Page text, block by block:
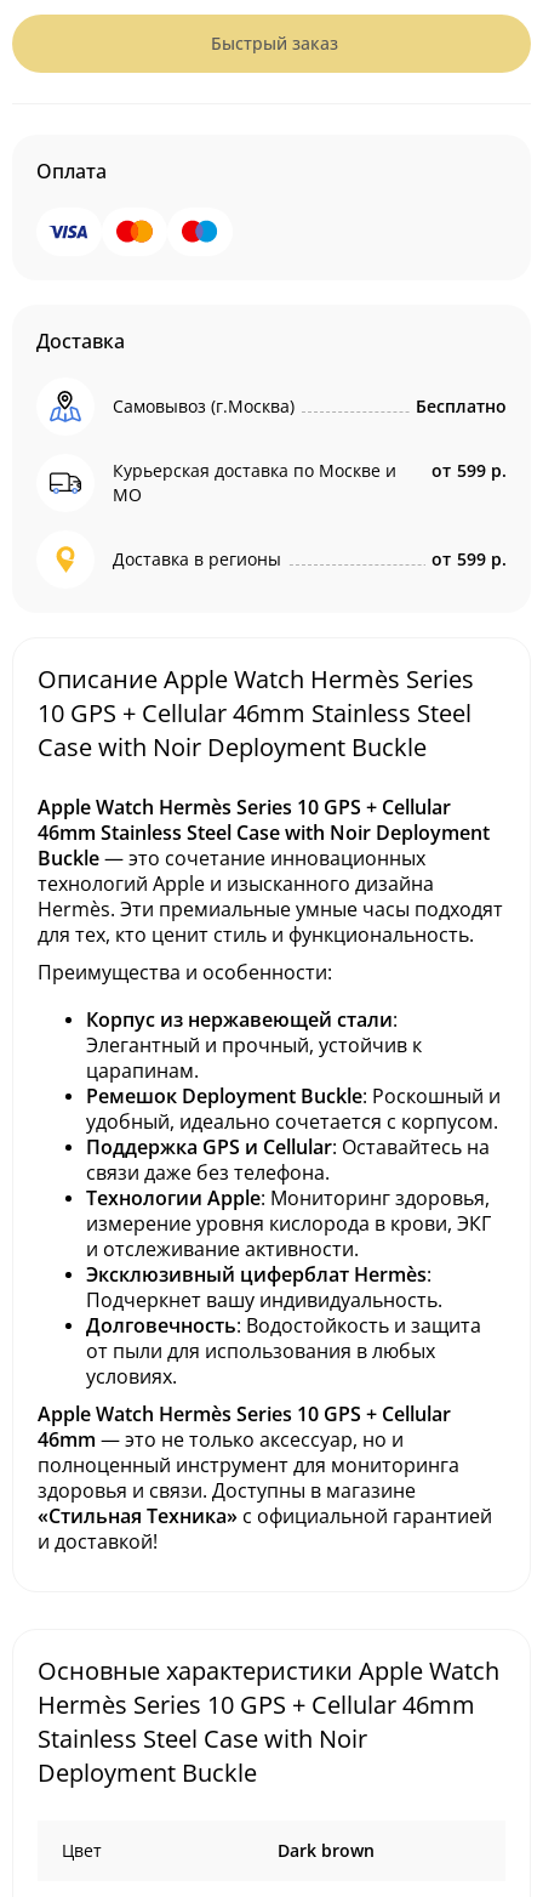
Быстрый заказ
Оплата
Доставка
Самовывоз (г.Москва) Бесплатно
Курьерская доставка по Москве и
МО
от 599 р.
Доставка в регионы от 599 р.
Описание Apple Watch Hermès Series
10 GPS + Cellular 46mm Stainless Steel
Case with Noir Deployment Buckle
Apple Watch Hermès Series 10 GPS + Cellular
46mm Stainless Steel Case with Noir Deployment
Buckle— это сочетание инновационных
технологий Apple и изысканного дизайна
Hermès. Эти премиальные умные часы подходят
для тех, кто ценит стиль и функциональность.
Преимущества и особенности:
Корпус из нержавеющей стали:
Элегантный и прочный, устойчив к
царапинам.
Ремешок Deployment Buckle: Роскошный и
удобный, идеально сочетается с корпусом.
Поддержка GPS и Cellular: Оставайтесь на
связи даже без телефона.
Технологии Apple: Мониторинг здоровья,
измерение уровня кислорода в крови, ЭКГ
и отслеживание активности.
Эксклюзивный циферблат Hermès:
Подчеркнет вашу индивидуальность.
Долговечность: Водостойкость и защита
от пыли для использования в любых
условиях.
Apple Watch Hermès Series 10 GPS + Cellular
46mm — это не только аксессуар, но и
полноценный инструмент для мониторинга
здоровья и связи. Доступны в магазине
«Стильная Техника» с официальной гарантией
и доставкой!
Основные характеристики Apple Watch
Hermès Series 10 GPS + Cellular 46mm
Stainless Steel Case with Noir
Deployment Buckle
Цвет Dark brown